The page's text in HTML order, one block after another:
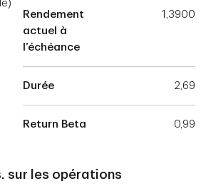
Rendement
actuel à
l’échéance
1,3900
Durée 2,69
Return Beta 0,99
sur les opérations